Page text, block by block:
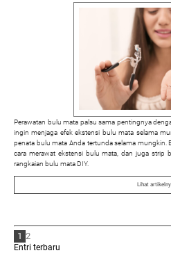
Perawatan bulu mata palsu sama pentingnya
ingin menjaga efek ekstensi bulu mata selama
penata bulu mata Anda tertunda selama mungkin.
cara merawat ekstensi bulu mata, dan juga strip
rangkaian bulu mata DIY.
Lihat
1 2
Entri terbaru